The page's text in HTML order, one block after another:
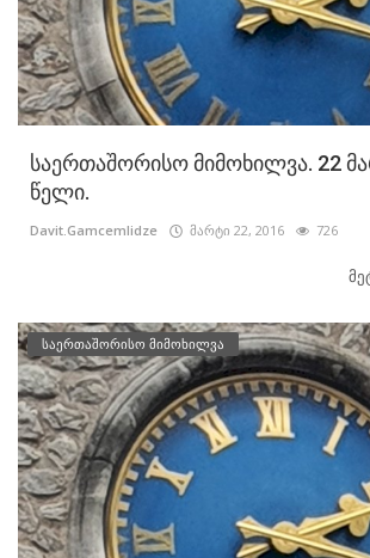
საერთაშორისო მიმოხილვა. 22
წელი.
Davit.Gamcemlidze მარტი 22, 2016 726
საერთაშორისო მიმოხილვა